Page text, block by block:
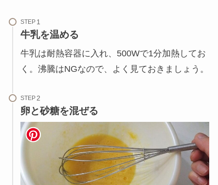
STEP
牛乳を温める
牛乳は耐熱容器に入れ、500Wで1分加熱してお
く。沸騰はNGなので、よく見ておきましょう。
STEP
卵と砂糖を混ぜる